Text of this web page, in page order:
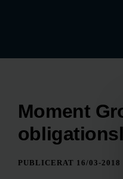
Moment
PUBLICERAT 16/03-2018